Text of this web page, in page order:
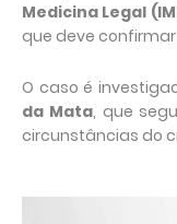
Medicina Legal
que deve
O caso é
da Mata, que
circunstâncias do